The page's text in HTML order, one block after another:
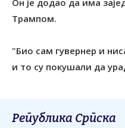
Он је додао да има
Трампом.
"Био сам гувернер и
и то су покушали да
Република Српска